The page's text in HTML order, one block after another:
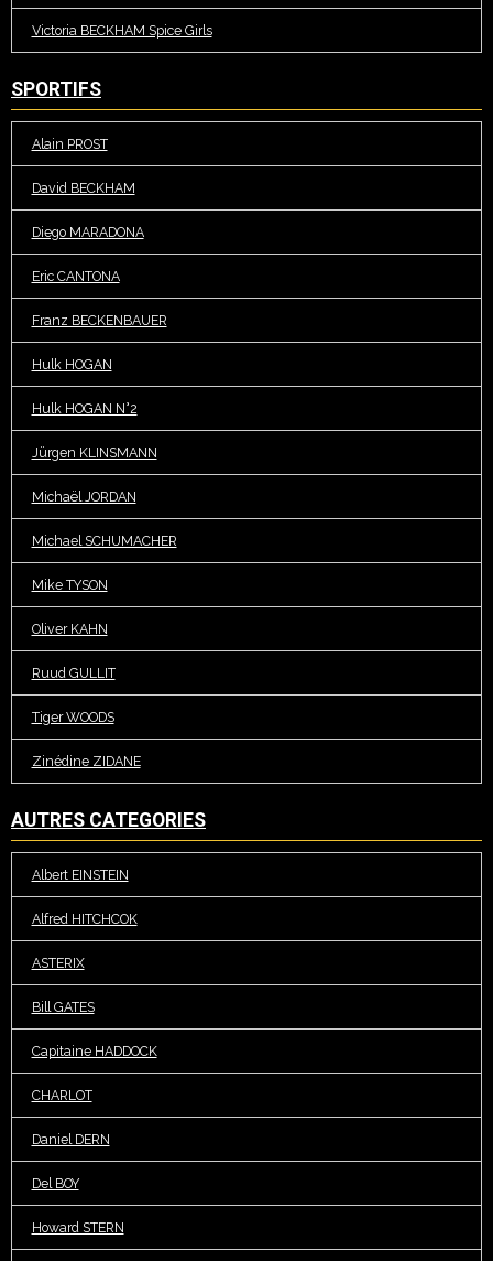
Victoria BECKHAM Spice Girls
SPORTIFS
Alain PROST
David BECKHAM
Diego MARADONA
Eric CANTONA
Franz BECKENBAUER
Hulk HOGAN
Hulk HOGAN N°2
Jürgen KLINSMANN
Michaël JORDAN
Michael SCHUMACHER
Mike TYSON
Oliver KAHN
Ruud GULLIT
Tiger WOODS
Zinédine ZIDANE
AUTRES CATEGORIES
Albert EINSTEIN
Alfred HITCHCOK
ASTERIX
Bill GATES
Capitaine HADDOCK
CHARLOT
Daniel DERN
Del BOY
Howard STERN